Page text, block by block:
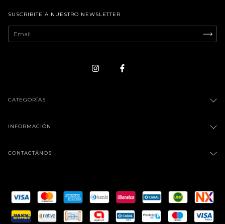
SUSCRIBITE A NUESTRO NEWSLETTER
CATEGORÍAS
INFORMACIÓN
CONTACTÁNOS